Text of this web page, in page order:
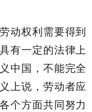
动权利需要得到
有一定的法律上
中国，不能完全
上说，劳动者应
个方面共同努力